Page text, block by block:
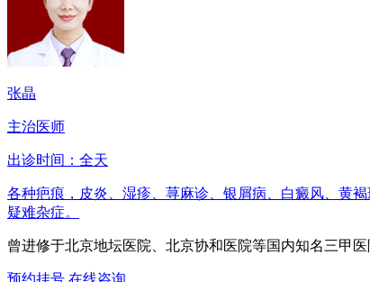
张晶
主治医师
出诊时间：全天
各种疤痕，皮炎、湿疹、荨麻诊、银屑病、白癜风、黄
疑难杂症。
曾进修于北京地坛医院、北京协和医院等国内知名三甲
预约挂号 在线咨询